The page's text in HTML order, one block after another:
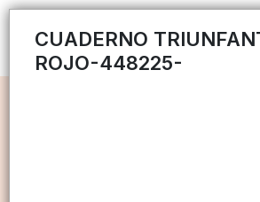
CUADERNO
ROJO-448225-